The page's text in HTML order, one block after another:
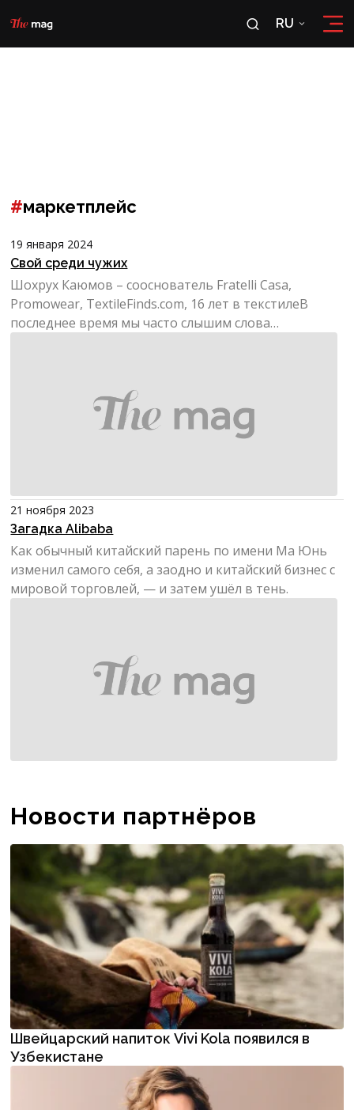
RU
RU
#маркетплейс
19 января 2024
Свой среди чужих
Шохрух Каюмов – сооснователь Fratelli Casa,
Promowear, TextileFinds.com, 16 лет в текстилеВ
последнее время мы часто слышим слова
21 ноября 2023
Загадка Alibaba
Как обычный китайский парень по имени Ма Юнь
изменил самого себя, а заодно и китайский бизнес с
мировой торговлей, — и затем ушёл в тень.
Новости партнёров
Швейцарский напиток Vivi Kola появился в
Узбекистане